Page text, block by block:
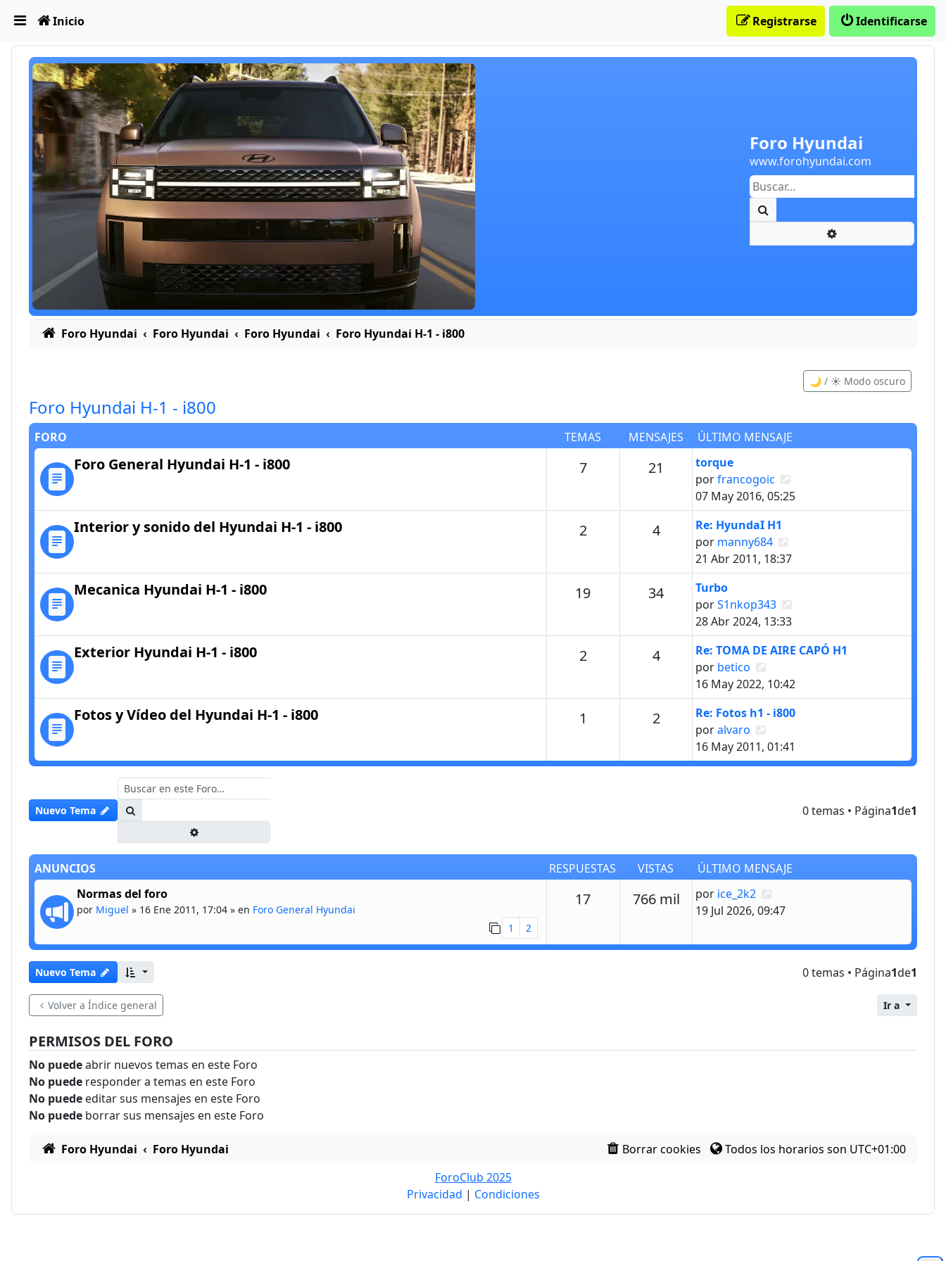
Obviar
Foro Hyundai
www.forohyundai.com
Inicio Identificarse
Registrarse
Foro Hyundai Foro Hyundai Foro Hyundai Foro Hyundai H-1 - i800
🌙 / ☀️ Modo oscuro
Foro Hyundai H-1 - i800
FORO TEMAS MENSAJES ÚLTIMO MENSAJE
Foro General Hyundai H-1 - i800 7Temas 21 Mensajes
Último mensaje
torque
porfrancogoic
07 May 2016, 05:25
Interior y sonido del Hyundai H-1 - i800 2Temas 4MensajesÚltimo mensaje
Re: HyundaI H1
por manny684
21 Abr 2011, 18:37
Mecanica Hyundai H-1 - i800 19Temas 34MensajesÚltimo mensaje
Turbo
porS1nkop343
28 Abr 2024, 13:33
Exterior Hyundai H-1 - i800 2Temas 4MensajesÚltimo mensaje
Re: TOMA DE AIRE CAPÓ H1
por betico
16 May 2022, 10:42
Fotos y Vídeo del Hyundai H-1 - i800 1 2MensajesÚltimo mensaje
Re: Fotos h1 - i800
poralvaro
16 May 2011, 01:41
Nuevo Tema 0 temas • Página1de1
ANUNCIOS RESPUESTAS VISTAS
ÚLTIMO MENSAJE
Normas del foro
por Miguel » 16 Ene 2011, 17:04 » en Foro General Hyundai
1
2
17Respuestas
766 milVistasÚltimo mensaje
por ice_2k2
19 Jul 2026, 09:47
Nuevo Tema 0 temas • Página1de1
Volver a Índice general Ir a
PERMISOS DEL FORO
No puedeabrir nuevos temas en este Foro
No puede responder a temas en este Foro
No puede editar sus mensajes en este Foro
No puede borrar sus mensajes en este Foro
Foro Hyundai Foro Hyundai Borrar cookies Todos los horarios son UTC+01:00
ForoClub 2025
Privacidad | Condiciones